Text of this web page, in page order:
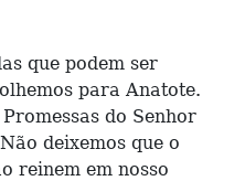
que podem ser
para Anatote.
do Senhor
deixemos que o
reinem em nosso